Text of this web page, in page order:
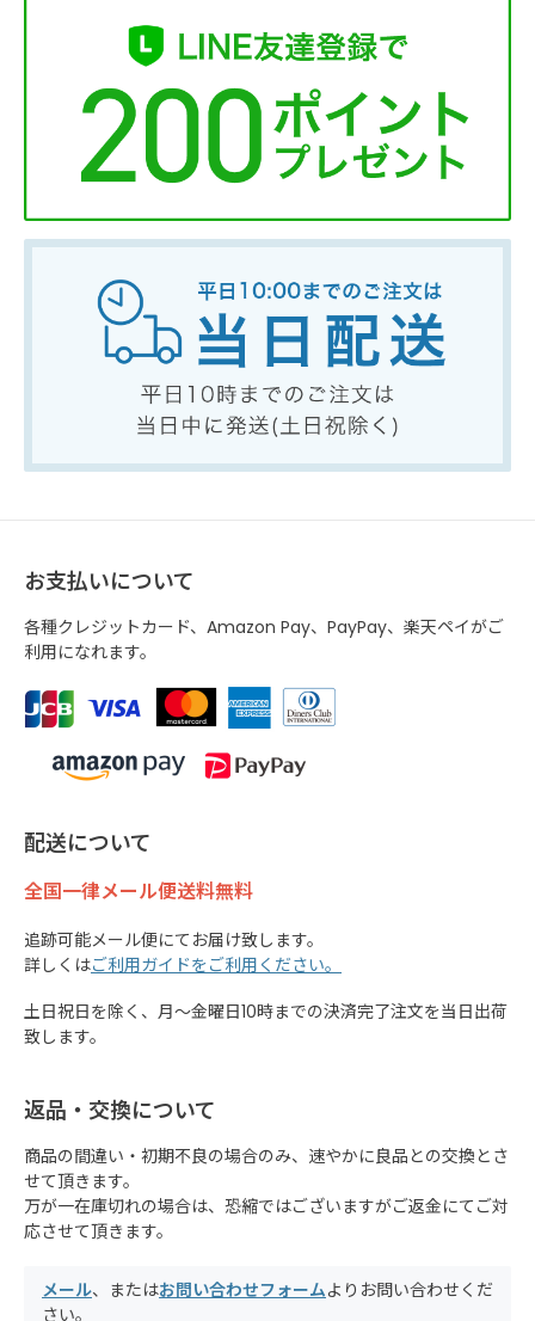
お支払いについて
各種クレジットカード、Amazon Pay、PayPay、楽天ペイがご
利用になれます。
配送について
全国一律メール便送料無料
追跡可能メール便にてお届け致します。
詳しくはご利用ガイドをご利用ください。
土日祝日を除く、月～金曜日10時までの決済完了注文を当日出荷
致します。
返品・交換について
商品の間違い・初期不良の場合のみ、速やかに良品との交換とさ
せて頂きます。
万が一在庫切れの場合は、恐縮ではございますがご返金にてご対
応させて頂きます。
メール、またはお問い合わせフォームよりお問い合わせくだ
さい。